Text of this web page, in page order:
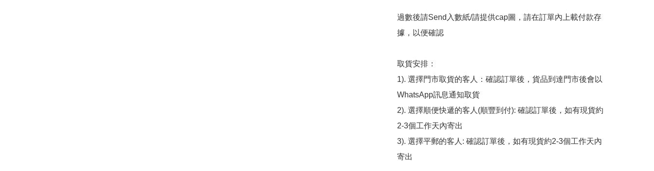
過數後請Send入數紙/請提供cap圖，請在訂單內上載付款存
據，以便確認
取貨安排：
1). 選擇門市取貨的客人：確認訂單後，貨品到達門市後會以
WhatsApp訊息通知取貨
2). 選擇順便快遞的客人(順豐到付): 確認訂單後，如有現貨約
2-3個工作天內寄出
3). 選擇平郵的客人: 確認訂單後，如有現貨約2-3個工作天內
寄出